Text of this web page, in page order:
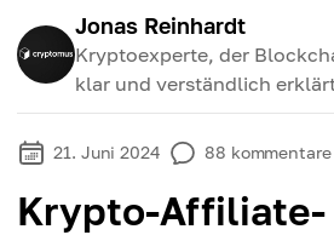
Jonas Reinhardt
Kryptoexperte, der
klar und verständlich
21. Juni 2024 88 kommentare
Krypto-Affiliate-